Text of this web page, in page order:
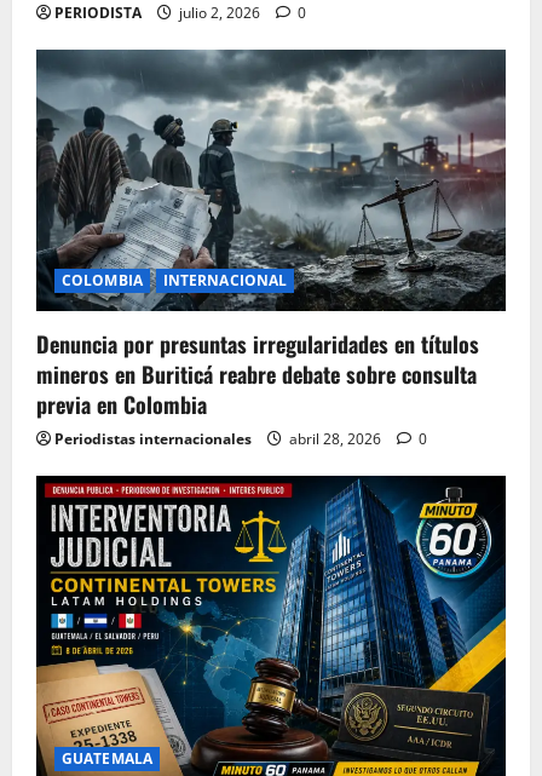
PERIODISTA julio 2, 2026 0
COLOMBIA INTERNACIONAL
Denuncia por presuntas irregularidades en títulos
mineros en Buriticá reabre debate sobre consulta
previa en Colombia
Periodistas internacionales abril 28, 2026 0
GUATEMALA